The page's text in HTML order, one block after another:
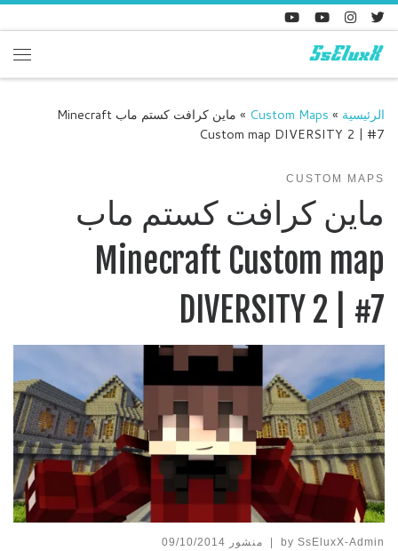
Skip to content
الرئيسية »
Custom Maps
»
ماين كرافت كستم ماب Minecraft
Custom map DIVERSITY 2 | #7
CUSTOM MAPS
ماين كرافت كستم ماب
Minecraft Custom map
DIVERSITY 2 | #7
by SsEluxX-Admin
| منشور 09/10/2014